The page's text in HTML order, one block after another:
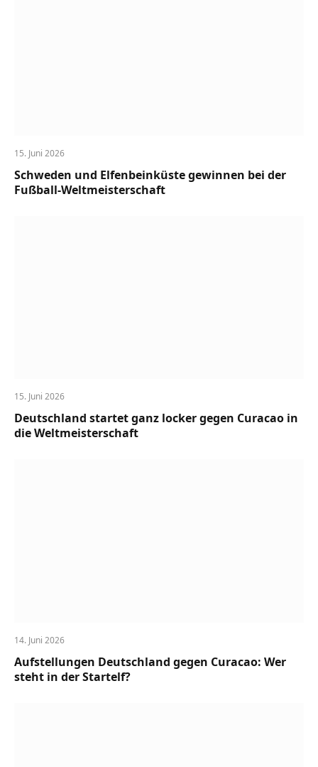
15. Juni 2026
Schweden und Elfenbeinküste gewinnen bei der
Fußball-Weltmeisterschaft
15. Juni 2026
Deutschland startet ganz locker gegen Curacao in
die Weltmeisterschaft
14. Juni 2026
Aufstellungen Deutschland gegen Curacao: Wer
steht in der Startelf?